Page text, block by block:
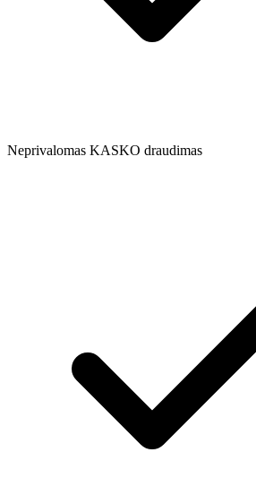
Neprivalomas KASKO draudimas